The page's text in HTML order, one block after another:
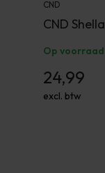
CND
CND
Op voorraad
24,99
excl. btw